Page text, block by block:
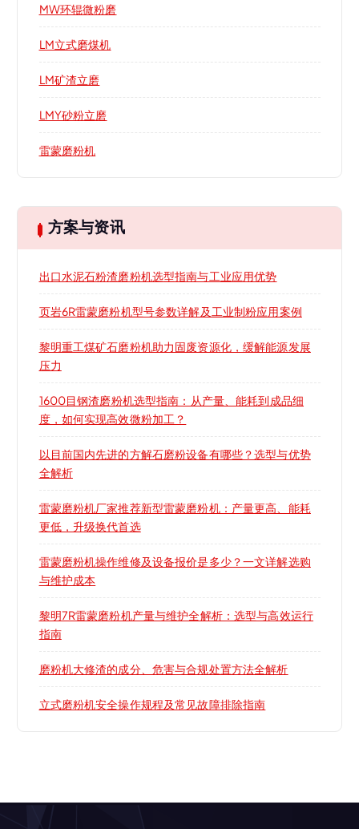
MW环辊微粉磨
LM立式磨煤机
LM矿渣立磨
LMY砂粉立磨
雷蒙磨粉机
方案与资讯
出口水泥石粉渣磨粉机选型指南与工业应用优势
页岩6R雷蒙磨粉机型号参数详解及工业制粉应用案例
黎明重工煤矿石磨粉机助力固废资源化，缓解能源发展
压力
1600目钢渣磨粉机选型指南：从产量、能耗到成品细
度，如何实现高效微粉加工？
以目前国内先进的方解石磨粉设备有哪些？选型与优势
全解析
雷蒙磨粉机厂家推荐新型雷蒙磨粉机：产量更高、能耗
更低，升级换代首选
雷蒙磨粉机操作维修及设备报价是多少？一文详解选购
与维护成本
黎明7R雷蒙磨粉机产量与维护全解析：选型与高效运行
指南
磨粉机大修渣的成分、危害与合规处置方法全解析
立式磨粉机安全操作规程及常见故障排除指南